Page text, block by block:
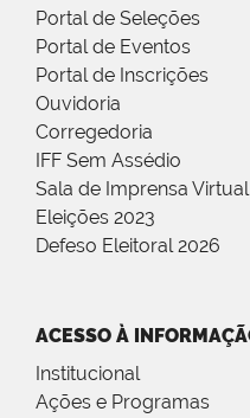
Portal de Seleções
Portal de Eventos
Portal de Inscrições
Ouvidoria
Corregedoria
IFF Sem Assédio
Sala de Imprensa Virtual
Eleições 2023
Defeso Eleitoral 2026
ACESSO À
Institucional
Ações e Programas